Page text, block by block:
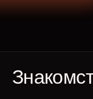
✦